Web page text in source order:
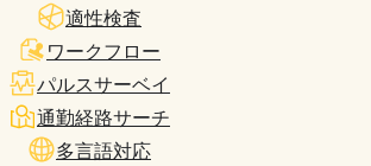
適性検査
ワークフロー
パルスサーベイ
通勤経路サーチ
多言語対応